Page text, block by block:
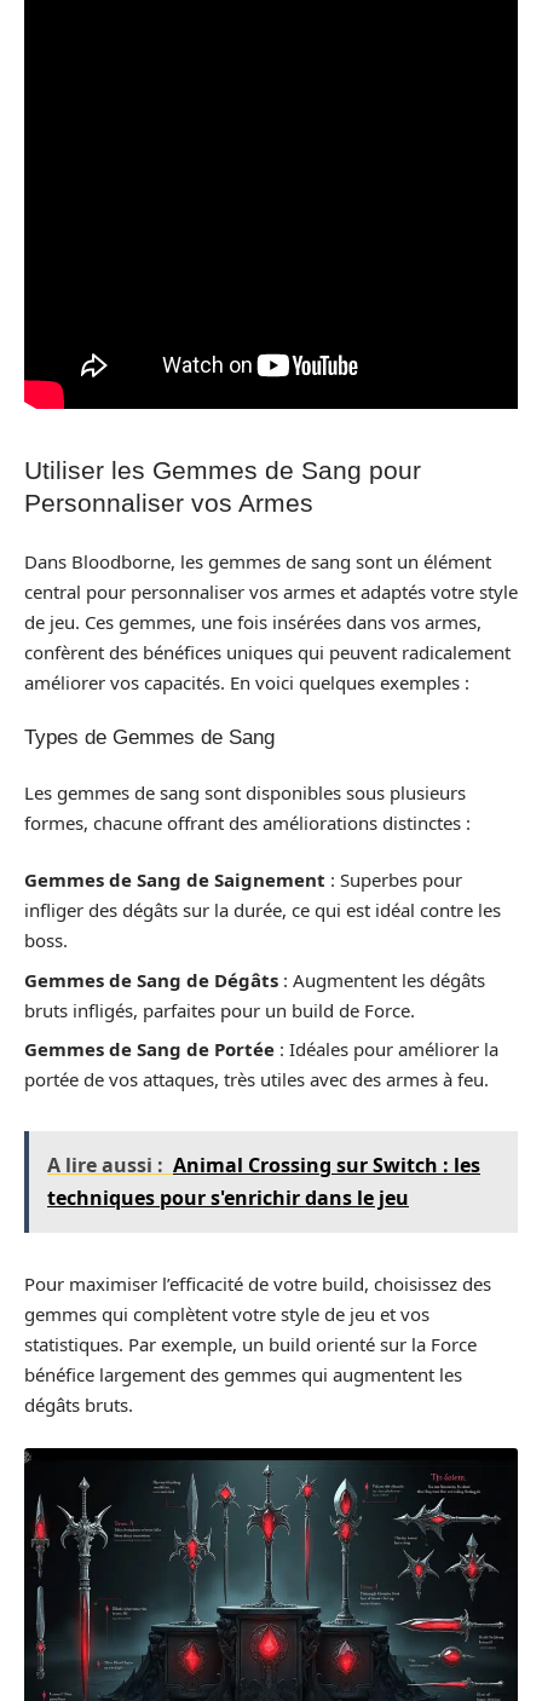
Utiliser les Gemmes de Sang pour
Personnaliser vos Armes
Dans Bloodborne, les gemmes de sang sont un élément
central pour personnaliser vos armes et adaptés votre style
de jeu. Ces gemmes, une fois insérées dans vos armes,
confèrent des bénéfices uniques qui peuvent radicalement
améliorer vos capacités. En voici quelques exemples :
Types de Gemmes de Sang
Les gemmes de sang sont disponibles sous plusieurs
formes, chacune offrant des améliorations distinctes :
Gemmes de Sang de Saignement : Superbes pour
infliger des dégâts sur la durée, ce qui est idéal contre les
boss.
Gemmes de Sang de Dégâts : Augmentent les dégâts
bruts infligés, parfaites pour un build de Force.
Gemmes de Sang de Portée : Idéales pour améliorer la
portée de vos attaques, très utiles avec des armes à feu.
A lire aussi : Animal Crossing sur Switch : les
techniques pour s'enrichir dans le jeu
Pour maximiser l’efficacité de votre build, choisissez des
gemmes qui complètent votre style de jeu et vos
statistiques. Par exemple, un build orienté sur la Force
bénéfice largement des gemmes qui augmentent les
dégâts bruts.